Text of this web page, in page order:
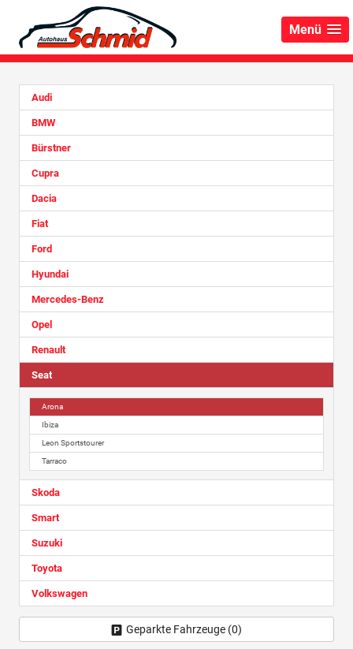
Menü
Audi
BMW
Bürstner
Cupra
Dacia
Fiat
Ford
Hyundai
Mercedes-Benz
Opel
Renault
Seat
Arona
Ibiza
Leon Sportstourer
Tarraco
Skoda
Smart
Suzuki
Toyota
Volkswagen
Geparkte Fahrzeuge (0)